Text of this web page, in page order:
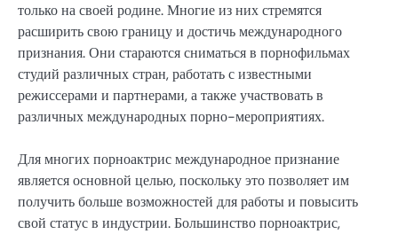
только на своей родине. Многие из них стремятся
расширить свою границу и достичь международного
признания. Они стараются сниматься в порнофильмах
студий различных стран, работать с известными
режиссерами и партнерами, а также участвовать в
различных международных порно-мероприятиях.
Для многих порноактрис международное признание
является основной целью, поскольку это позволяет им
получить больше возможностей для работы и повысить
свой статус в индустрии. Большинство порноактрис,